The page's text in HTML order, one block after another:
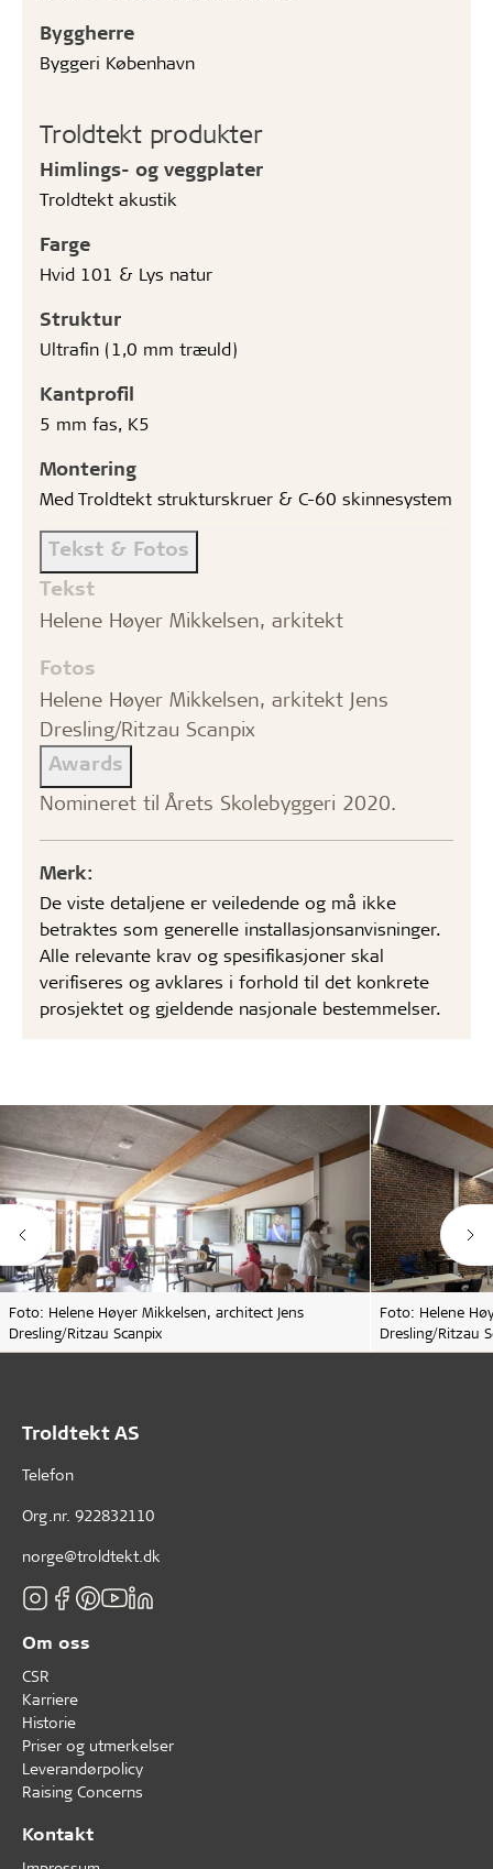
Byggherre
Byggeri København
Troldtekt produkter
Himlings- og veggplater
Troldtekt akustik
Farge
Hvid 101 & Lys natur
Struktur
Ultrafin (1,0 mm træuld)
Kantprofil
5 mm fas, K5
Montering
Med Troldtekt strukturskruer & C-60 skinnesystem
Tekst & Fotos
Tekst
Helene Høyer Mikkelsen, arkitekt
Fotos
Helene Høyer Mikkelsen, arkitekt Jens
Dresling/Ritzau Scanpix
Awards
Nomineret til Årets Skolebyggeri 2020.
Merk:
De viste detaljene er veiledende og må ikke
betraktes som generelle installasjonsanvisninger.
Alle relevante krav og spesifikasjoner skal
verifiseres og avklares i forhold til det konkrete
prosjektet og gjeldende nasjonale bestemmelser.
Foto: Helene Høyer Mikkelsen, architect Jens
Dresling/Ritzau Scanpix
Foto: Helene
Dresling/Ritzau
Troldtekt AS
Telefon
Org.nr. 922832110
norge@troldtekt.dk
Om oss
CSR
Karriere
Historie
Priser og utmerkelser
Leverandørpolicy
Raising Concerns
Kontakt